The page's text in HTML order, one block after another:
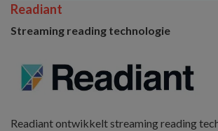
Readiant
Streaming reading technologie
Readiant ontwikkelt streaming reading